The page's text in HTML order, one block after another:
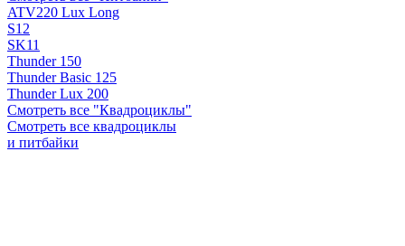
ATV220 Lux Long
S12
SK11
Thunder 150
Thunder Basic 125
Thunder Lux 200
Смотреть все "Квадроциклы"
Смотреть все квадроциклы
и питбайки